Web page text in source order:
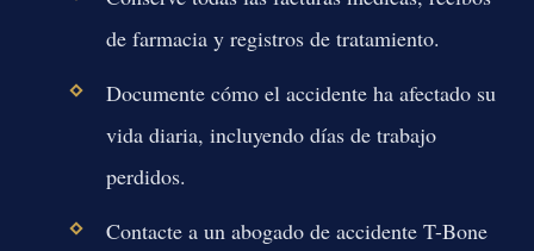
de farmacia y registros de tratamiento.
Documente cómo el accidente ha afectado su
vida diaria, incluyendo días de trabajo
perdidos.
Contacte a un abogado de accidente T-Bone